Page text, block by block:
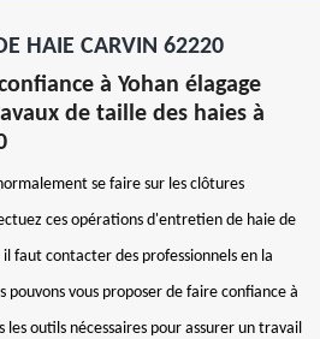
HAIE CARVIN 62220
à Yohan élagage
de taille des haies à
se faire sur les clôtures
ces opérations d'entretien de haie de
faut contacter des professionnels en la
pouvons vous proposer de faire confiance à
les outils nécessaires pour assurer un travail